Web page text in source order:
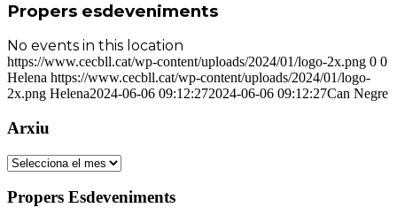
Propers esdeveniments
No events in this location
https://www.cecbll.cat/wp-content/uploads/2024/01/logo-2x.png 0 0
Helena https://www.cecbll.cat/wp-content/uploads/2024/01/logo-
2x.png Helena2024-06-06 09:12:272024-06-06 09:12:27Can Negre
Arxiu
Arxiu
Propers Esdeveniments